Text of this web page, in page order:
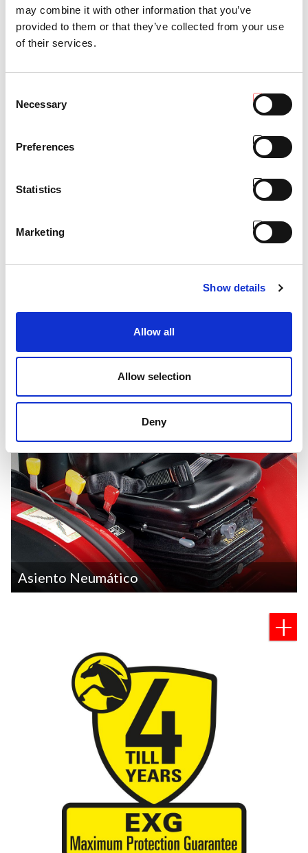
may combine it with other information that you’ve
provided to them or that they’ve collected from your use
of their services.
Selection
Necessary
Preferences
Statistics
Marketing
Show details
Allow all
Allow selection
Deny
Asiento Neumático